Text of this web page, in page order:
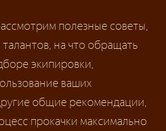
полезные советы,
талантов, на что обращать
экипировки,
ваших
общие рекомендации,
прокачки максимально